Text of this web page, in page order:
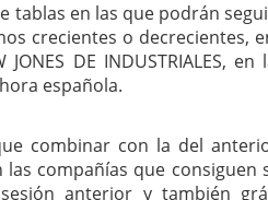
SISM?METROS. Prosiguen a la
adicional mayo 24, 2013
TERMOMETROS. Aún con
sobreventa y entonces si se podría
tablas en las que podrán
crecientes o decrecientes,
DE INDUSTRIALES,
española.
combinar con la del
compañías que consiguen
anterior y también